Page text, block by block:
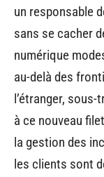
un responsable
sans se cacher
numérique
au-delà des
l’étranger,
à ce nouveau
la gestion des
les clients sont